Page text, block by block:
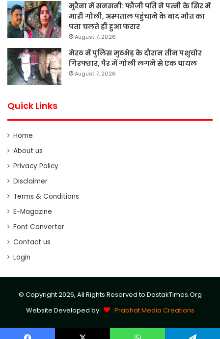
मुरैना में सनसनी: फौजी पति ने पत्नी के सिर में
मारी गोली, अस्पताल पहुंचाने के बाद मौत का
पता चलते ही हुआ फरार
August 7, 2026
मेरठ में पुलिस मुठभेड़ के दौरान तीन पशुचोर
गिरफ्तार, पैर में गोली लगने से एक घायल
August 7, 2026
Quick Links
Home
About us
Privacy Policy
Disclaimer
Terms & Conditions
E-Magazine
Font Converter
Contact us
Login
© Copyright 2026, All Rights Reserved to DastakTimes.Org
Website Developed by
Prabhat Media Creations